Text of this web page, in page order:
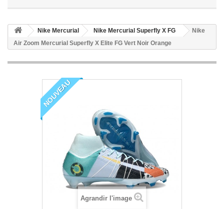
Nike Mercurial Nike Mercurial Superfly X FG
Nike
Air Zoom Mercurial Superfly X Elite FG Vert Noir Orange
NOUVEAU
Agrandir l'image